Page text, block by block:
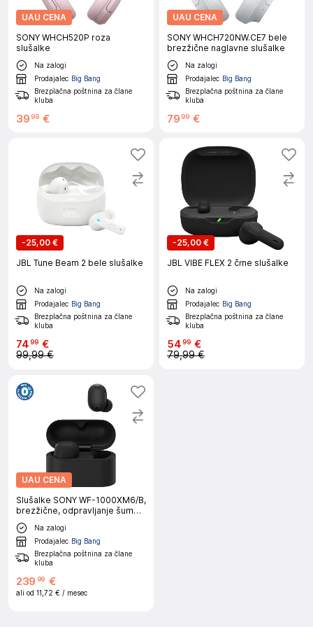
UAU CENA
SONY WHCH520P roza
slušalke
Na zalogi
Prodajalec Big Bang
Brezplačna poštnina za člane
kluba
39 99 €
UAU CENA
SONY WHCH720NW.CE7 bele
brezžične naglavne slušalke
Na zalogi
Prodajalec Big Bang
Brezplačna poštnina za člane
kluba
79 99 €
-25,00 €
JBL Tune Beam 2 bele slušalke
Na zalogi
Prodajalec Big Bang
Brezplačna poštnina za člane
kluba
7499 €
99,99 €
-25,00 €
JBL VIBE FLEX 2 črne slušalke
Na zalogi
Prodajalec Big Bang
Brezplačna poštnina za člane
kluba
5499 €
79,99 €
UAU CENA
Slušalke SONY WF-1000XM6/B,
brezžične, odpravljanje šumov,
črne
Na zalogi
Prodajalec Big Bang
Brezplačna poštnina za člane
kluba
239 99 €
ali od 11,72 € / mesec